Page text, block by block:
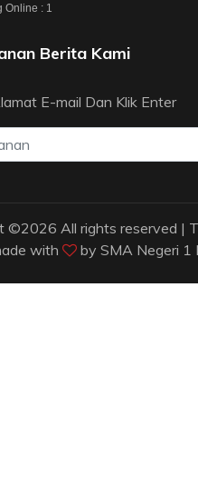
Online : 1
Berita Kami
E-mail Dan Klik Enter
©2026 All rights reserved |
with
by SMA Negeri 1